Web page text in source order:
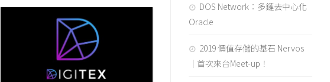
DOS Network：多鏈去中心化
Oracle
2019 價值存儲的基石 Nervos
｜首次來台Meet-up！